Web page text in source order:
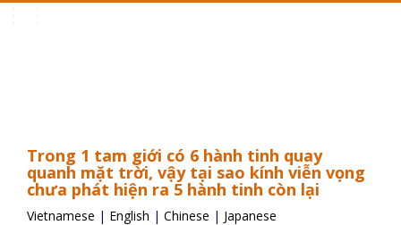
Trong 1 tam giới có 6 hành tinh quay
quanh mặt trời, vậy tại sao kính viễn vọng
chưa phát hiện ra 5 hành tinh còn lại
Vietnamese | English | Chinese | Japanese